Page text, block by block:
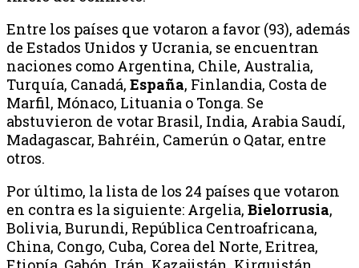
Entre los países que votaron a favor (93), además
de Estados Unidos y Ucrania, se encuentran
naciones como Argentina, Chile, Australia,
Turquía, Canadá, España, Finlandia, Costa de
Marfil, Mónaco, Lituania o Tonga. Se
abstuvieron de votar Brasil, India, Arabia Saudí,
Madagascar, Bahréin, Camerún o Qatar, entre
otros.
Por último, la lista de los 24 países que votaron
en contra es la siguiente: Argelia, Bielorrusia,
Bolivia, Burundi, República Centroafricana,
China, Congo, Cuba, Corea del Norte, Eritrea,